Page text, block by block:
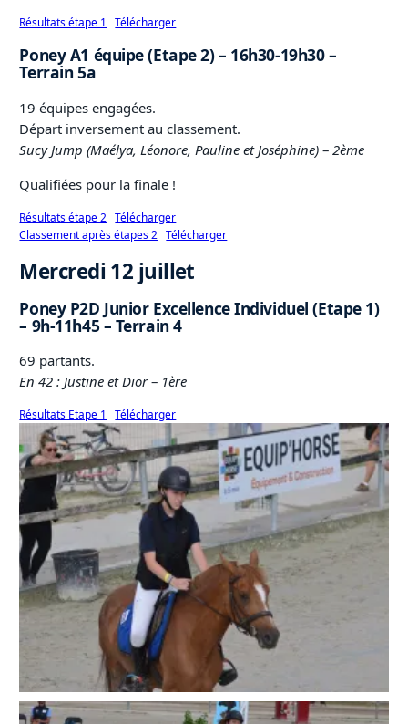
Résultats étape 1 Télécharger
Poney A1 équipe (Etape 2) – 16h30-19h30 –
Terrain 5a
19 équipes engagées.
Départ inversement au classement.
Sucy Jump (Maélya, Léonore, Pauline et Joséphine) –2ème
Qualifiées pour la finale !
Résultats étape 2
Télécharger
Classement après étapes 2
Télécharger
Mercredi 12 juillet
Poney P2D Junior Excellence Individuel (Etape 1)
– 9h-11h45 – Terrain 4
69 partants.
En 42 : Justine et Dior– 1ère
Résultats Etape 1 Télécharger